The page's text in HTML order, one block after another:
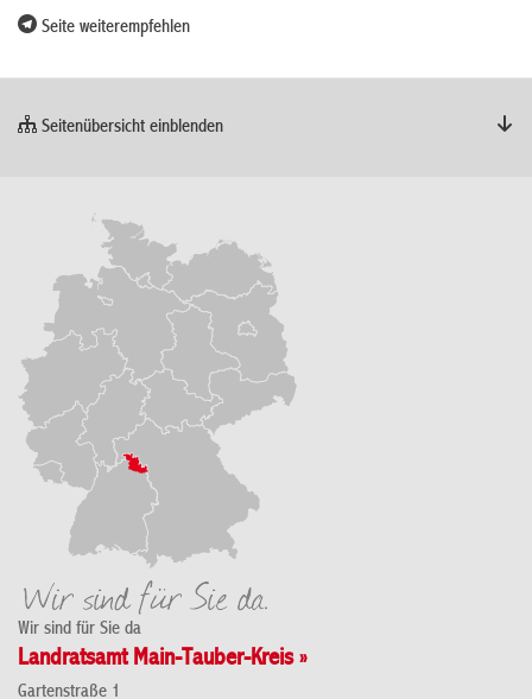
Seite weiterempfehlen
Seitenübersicht einblenden
Wir sind für Sie da
Landratsamt Main-Tauber-Kreis »
Gartenstraße 1